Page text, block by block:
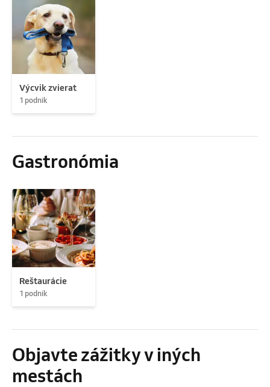
Výcvik zvierat
1 podnik
Gastronómia
Reštaurácie
1 podnik
Objavte zážitky v iných
mestách